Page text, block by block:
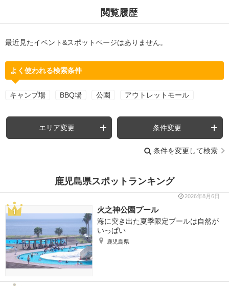
閲覧履歴
最近見たイベント&スポットページはありません。
よく使われる検索条件
キャンプ場 BBQ場 公園 アウトレットモール
エリア変更 条件変更
条件を変更して検索
鹿児島県スポットランキング
2026年8月6日
火之神公園プール
海に突き出た夏季限定プールは自然が
いっぱい
鹿児島県